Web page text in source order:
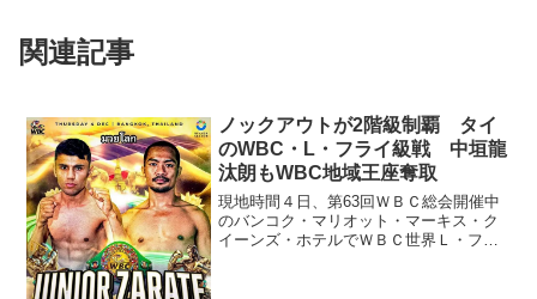
関連記事
ノックアウトが2階級制覇 タイ
のWBC・L・フライ級戦 中垣龍
汰朗もWBC地域王座奪取
現地時間４日、第63回ＷＢＣ総会開催中
のバンコク・マリオット・マーキス・ク
イーンズ・ホテルでＷＢＣ世界Ｌ・フラ